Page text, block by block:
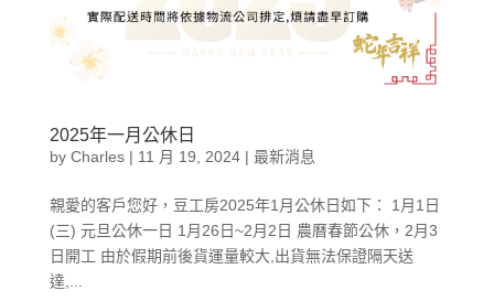
2025年一月公休日
by Charles| 11 月 19, 2024| 最新消息
親愛的客戶您好，豆工房2025年1月公休日如下： 1月1日
(三) 元旦公休一日 1月26日~2月2日 農曆春節公休，2月3
日開工 由於假期前後貨運量較大,出貨無法保證隔天送
達,...